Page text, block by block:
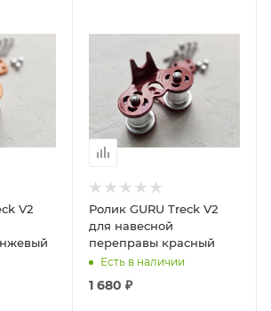
V2
Ролик GURU Treck V2
для навесной
переправы красный
Есть в наличии
1 680 ₽